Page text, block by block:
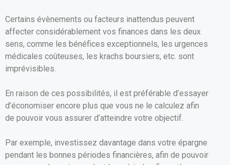
Certains évènements ou facteurs inattendus peuvent
affecter considérablement vos finances dans les deux
sens, comme les bénéfices exceptionnels, les urgences
médicales coûteuses, les krachs boursiers, etc. sont
imprévisibles.
En raison de ces possibilités, il est préférable d’essayer
d’économiser encore plus que vous ne le calculez afin
de pouvoir vous assurer d’atteindre votre objectif.
Par exemple, investissez davantage dans votre épargne
pendant les bonnes périodes financières, afin de pouvoir